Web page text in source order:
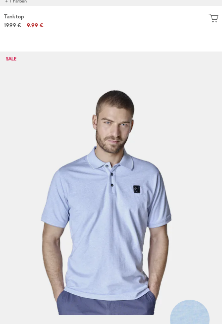
Tanktop
19.99 €
9.99 €
SALE